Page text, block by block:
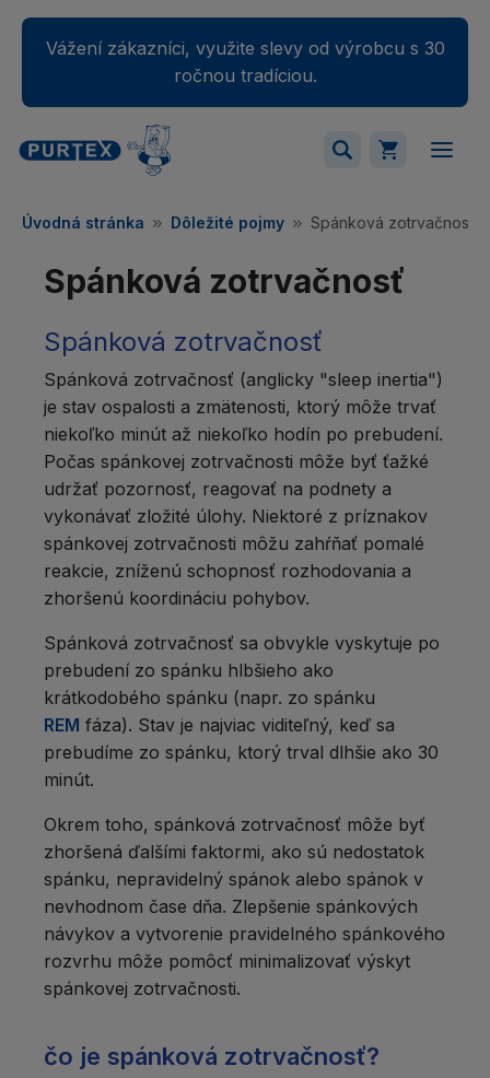
Vážení zákazníci, využite slevy od výrobcu s 30
ročnou tradíciou.
Váš nákupný košík je momentálne prázdny.
Úvodná stránka Dôležité pojmy Spánková zotrvačnosť
Spánková zotrvačnosť
Spánková zotrvačnosť
Spánková zotrvačnosť (anglicky "sleep inertia")
je stav ospalosti a zmätenosti, ktorý môže trvať
niekoľko minút až niekoľko hodín po prebudení.
Počas spánkovej zotrvačnosti môže byť ťažké
udržať pozornosť, reagovať na podnety a
vykonávať zložité úlohy. Niektoré z príznakov
spánkovej zotrvačnosti môžu zahŕňať pomalé
reakcie, zníženú schopnosť rozhodovania a
zhoršenú koordináciu pohybov.
Spánková zotrvačnosť sa obvykle vyskytuje po
prebudení zo spánku hlbšieho ako
krátkodobého spánku (napr. zo spánku
REM fáza). Stav je najviac viditeľný, keď sa
prebudíme zo spánku, ktorý trval dlhšie ako 30
minút.
Okrem toho, spánková zotrvačnosť môže byť
zhoršená ďalšími faktormi, ako sú nedostatok
spánku, nepravidelný spánok alebo spánok v
nevhodnom čase dňa. Zlepšenie spánkových
návykov a vytvorenie pravidelného spánkového
rozvrhu môže pomôcť minimalizovať výskyt
spánkovej zotrvačnosti.
čo je spánková zotrvačnosť?